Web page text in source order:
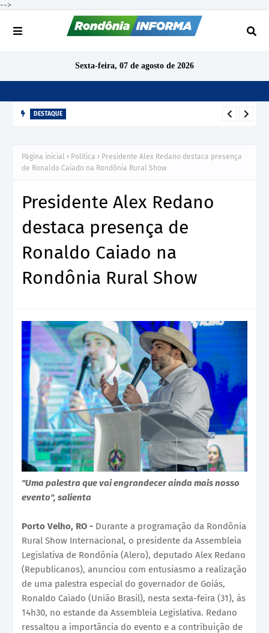
-->
Sexta-feira, 07 de agosto de 2026
DESTAQUE
Guaporé
Página inicial Política
Presidente Alex Redano destaca presença
de Ronaldo Caiado na Rondônia Rural Show
Presidente Alex Redano
destaca presença de
Ronaldo Caiado na
Rondônia Rural Show
"Uma palestra que vai engrandecer ainda mais nosso
evento", salienta
Porto Velho, RO - Durante a programação da Rondônia
Rural Show Internacional, o presidente da Assembleia
Legislativa de Rondônia (Alero), deputado Alex Redano
(Republicanos), anunciou com entusiasmo a realização
de uma palestra especial do governador de Goiás,
Ronaldo Caiado (União Brasil), nesta sexta-feira (31), às
14h30, no estande da Assembleia Legislativa. Redano
ressaltou a importância do evento e a contribuição de